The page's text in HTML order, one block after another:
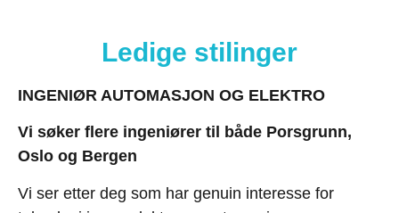
Ledige stilinger
INGENIØR AUTOMASJON OG ELEKTRO
Vi søker flere ingeniører til både Porsgrunn,
Oslo og Bergen
Vi ser etter deg som har genuin interesse for